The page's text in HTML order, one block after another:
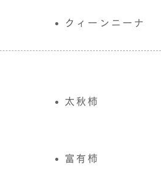
クィーンニーナ
太秋柿
富有柿